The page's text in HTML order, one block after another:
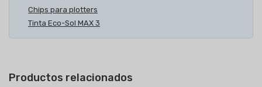
Chips para plotters
Tinta Eco-Sol MAX 3
Productos relacionados